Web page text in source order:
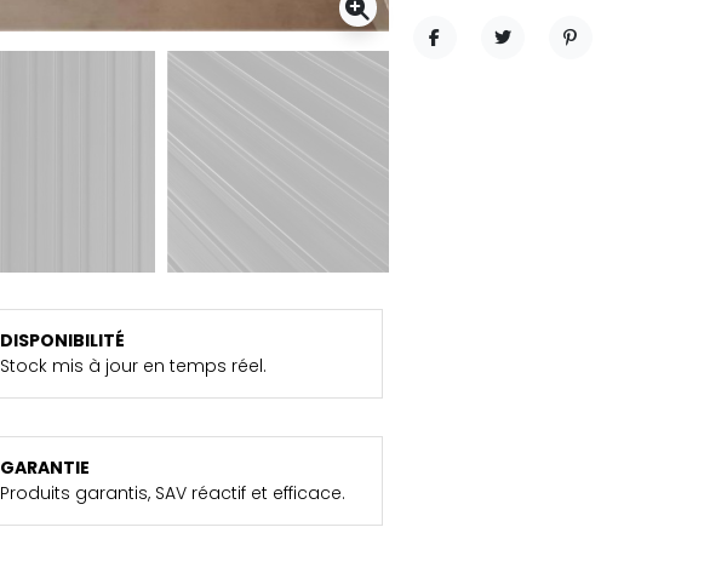
DISPONIBILITÉ
Stock mis à jour en temps réel.
GARANTIE
Produits garantis, SAV réactif et efficace.